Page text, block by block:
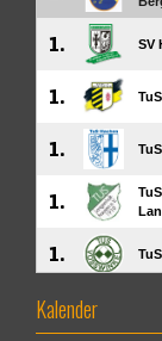
Kalender